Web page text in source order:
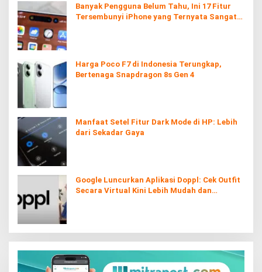
Banyak Pengguna Belum Tahu, Ini 17 Fitur
Tersembunyi iPhone yang Ternyata Sangat
Harga Poco F7 di Indonesia Terungkap,
Bertenaga Snapdragon 8s Gen 4
Manfaat Setel Fitur Dark Mode di HP: Lebih
dari Sekadar Gaya
Google Luncurkan Aplikasi Doppl: Cek Outfit
Secara Virtual Kini Lebih Mudah dan